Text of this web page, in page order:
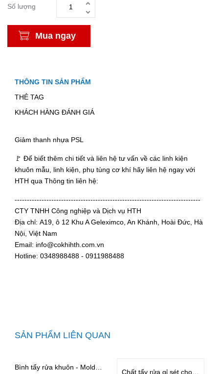
Số lượng
Mua ngay
THÔNG TIN SẢN PHẨM
THẺ TAG
KHÁCH HÀNG ĐÁNH GIÁ
Giảm thanh nhựa PSL
🚩 Để biết thêm chi tiết và liên hệ tư vấn về các linh kiện
khuôn mẫu, linh kiện, phụ tùng cơ khí hãy liên hệ ngay với
HTH qua Thông tin liên hệ:
----------------------------------------------------------------------------
CTY TNHH Công nghiệp và Dịch vụ HTH
Địa chỉ: A19, ô 12 Khu A Geleximco, An Khánh, Hoài Đức, Hà
Nội, Việt Nam
Email: info@cokhihth.com.vn
Hotline: 0348988488 - 0911988488
SẢN PHẨM LIÊN QUAN